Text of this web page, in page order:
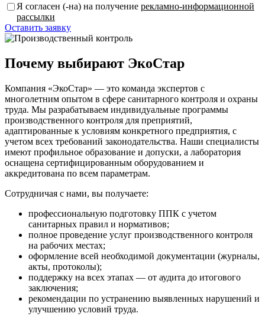
Я согласен (-на) на получение рекламно-информационной
рассылки
Оставить заявку
Почему выбирают ЭкоСтар
Компания «ЭкоСтар» — это команда экспертов с
многолетним опытом в сфере санитарного контроля и охраны
труда. Мы разрабатываем индивидуальные программы
производственного контроля для преприятий,
адаптированные к условиям конкретного предприятия, с
учетом всех требований законодательства. Наши специалисты
имеют профильное образование и допуски, а лаборатория
оснащена сертифицированным оборудованием и
аккредитована по всем параметрам.
Сотрудничая с нами, вы получаете:
профессиональную подготовку ППК с учетом
санитарных правил и нормативов;
полное проведение услуг производственного контроля
на рабочих местах;
оформление всей необходимой документации (журналы,
акты, протоколы);
поддержку на всех этапах — от аудита до итогового
заключения;
рекомендации по устранению выявленных нарушений и
улучшению условий труда.